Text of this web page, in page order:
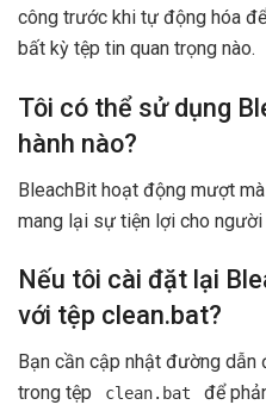
công trước khi tự động hóa
bất kỳ tệp tin quan trọng nào.
Tôi có thể sử dụng
hành nào?
BleachBit hoạt động mượt
mang lại sự tiện lợi cho người
Nếu tôi cài đặt lại
với tệp clean.bat?
Bạn cần cập nhật đường dẫn
trong tệp clean.bat
để